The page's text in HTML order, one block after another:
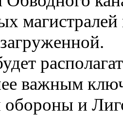
важным
обороны и